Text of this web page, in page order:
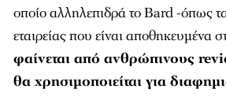
οποίο αλληλεπιδρά το Bard -όπως
εταιρείας που είναι αποθηκευμένα
φαίνεται από ανθρώπινους
θα χρησιμοποιείται για